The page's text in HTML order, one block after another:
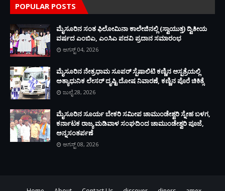
POPULAR POSTS
ಮೈಸೂರಿನ ಸಂತ ಫಿಲೋಮಿನಾ ಕಾಲೇಜಿನಲ್ಲಿ (ಸ್ವಾಯುತ್ತ) ದ್ವಿತೀಯ
ವರ್ಷದ ಎಂಬಿಎ, ಎಂಸಿಎ ಪದವಿ ಪ್ರದಾನ ಸಮಾರಂಭ
ಆಗಸ್ಟ್ 04, 2026
ಮೈಸೂರಿನ ನೇತ್ರಧಾಮ ಸೂಪರ್ ಸ್ಪೆಷಾಲಿಟಿ ಕಣ್ಣಿನ ಆಸ್ಪತ್ರೆಯಲ್ಲಿ
ಅತ್ಯಾಧುನಿಕ ಲೇಸರ್ ದೃಷ್ಟಿ ದೋಷ ನಿವಾರಣೆ, ಕಣ್ಣಿನ ಪೊರೆ ಚಿಕಿತ್ಸೆ
ಜುಲೈ 28, 2026
ಮೈಸೂರಿನ ಸೂರ್ಯ ಬೇಕರಿ ಸಮೀಪ ಚಾಮುಂಡೇಶ್ವರಿ ಸ್ನೇಹ ಬಳಗ,
ಕರ್ನಾಟಕ ರಾಜ್ಯ ಮಡಿವಾಳ ಸಂಘದಿಂದ ಚಾಮುಂಡೇಶ್ವರಿ ಪೂಜೆ,
ಅನ್ನಸಂತರ್ಪಣೆ
ಆಗಸ್ಟ್ 08, 2026